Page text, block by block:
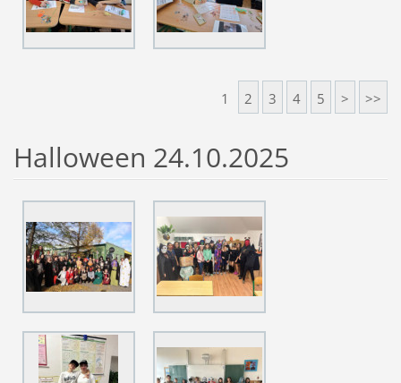
1 2 3 4 5 > >>
Halloween 24.10.2025